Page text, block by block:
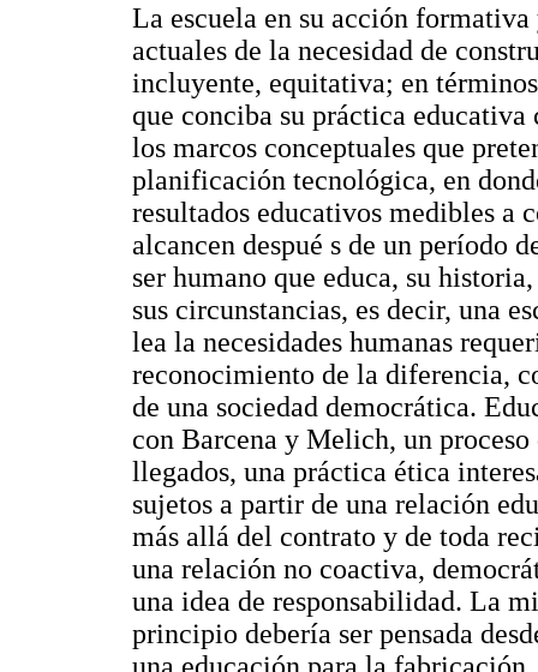
La escuela en su acción
actuales de la necesidad de
incluyente, equitativa; en
que conciba su práctica
los marcos conceptuales que
planificación tecnológica, en
resultados educativos medibles a
alcancen despué s de un período
ser humano que educa, su
sus circunstancias, es decir, una
lea la necesidades humanas
reconocimiento de la diferencia,
de una sociedad democrática.
con Barcena y Melich, un
llegados, una práctica ética
sujetos a partir de una relación
más allá del contrato y de toda
una relación no coactiva,
una idea de responsabilidad. La
principio debería ser pensada
una educación para la